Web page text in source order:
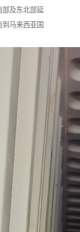
部及东北部延
马来西亚国